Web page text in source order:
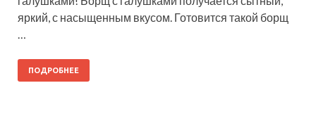
яркий, с насыщенным вкусом. Готовится такой борщ
ПОДРОБНЕЕ